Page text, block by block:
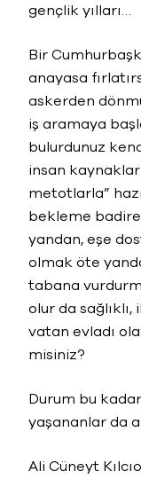
gençlik yılları…
Bir
anayasa
askerden
iş aramaya
bulurdunuz
insan
metotlarla”
bekleme
yandan, eşe
olmak öte
tabana
olur da
vatan evladı
misiniz?
Durum bu
yaşananlar da
Ali Cüneyt